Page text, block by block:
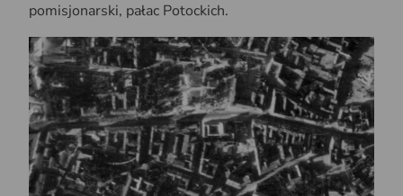
pomisjonarski, pałac Potockich.